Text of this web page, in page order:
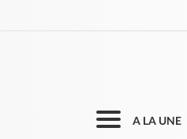
A LA UNE